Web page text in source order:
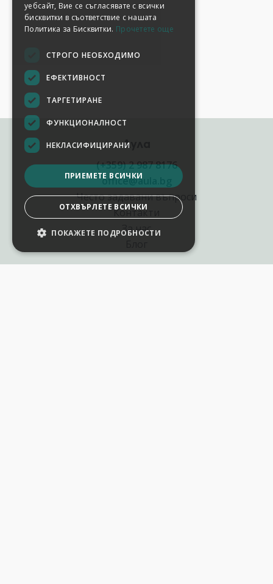
Аула
(+359) 2 987 8176
office@aula.bg
Често задавани въпроси
Контакти
За нас
уебсайт, Вие се съгласявате с всички
бисквитки в съответствие с нашата
Политика за Бисквитки. Прочетете още
СТРОГО НЕОБХОДИМО
ЕФЕКТИВНОСТ
ТАРГЕТИРАНЕ
ФУНКЦИОНАЛНОСТ
НЕКЛАСИФИЦИРАНИ
ПРИЕМЕТЕ ВСИЧКИ
ОТХВЪРЛЕТЕ ВСИЧКИ
ПОКАЖЕТЕ ПОДРОБНОСТИ